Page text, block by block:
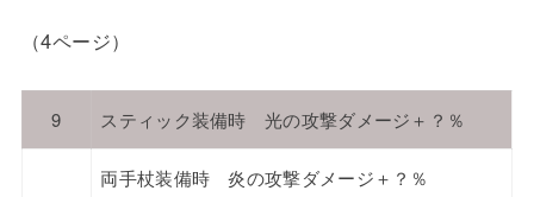
（4ページ）
9 スティック装備時 光の攻撃ダメージ＋？％
両手杖装備時 炎の攻撃ダメージ＋？％